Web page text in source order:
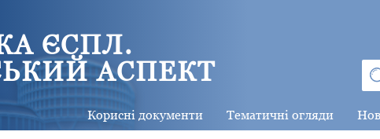
ЄСПЛ.
АСПЕКТ
Корисні документи Тематичні огляди